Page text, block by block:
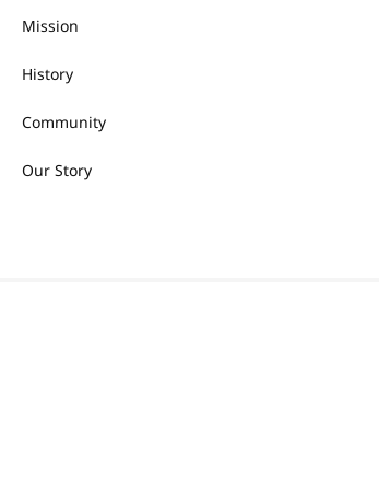
Mission
History
Community
Our Story